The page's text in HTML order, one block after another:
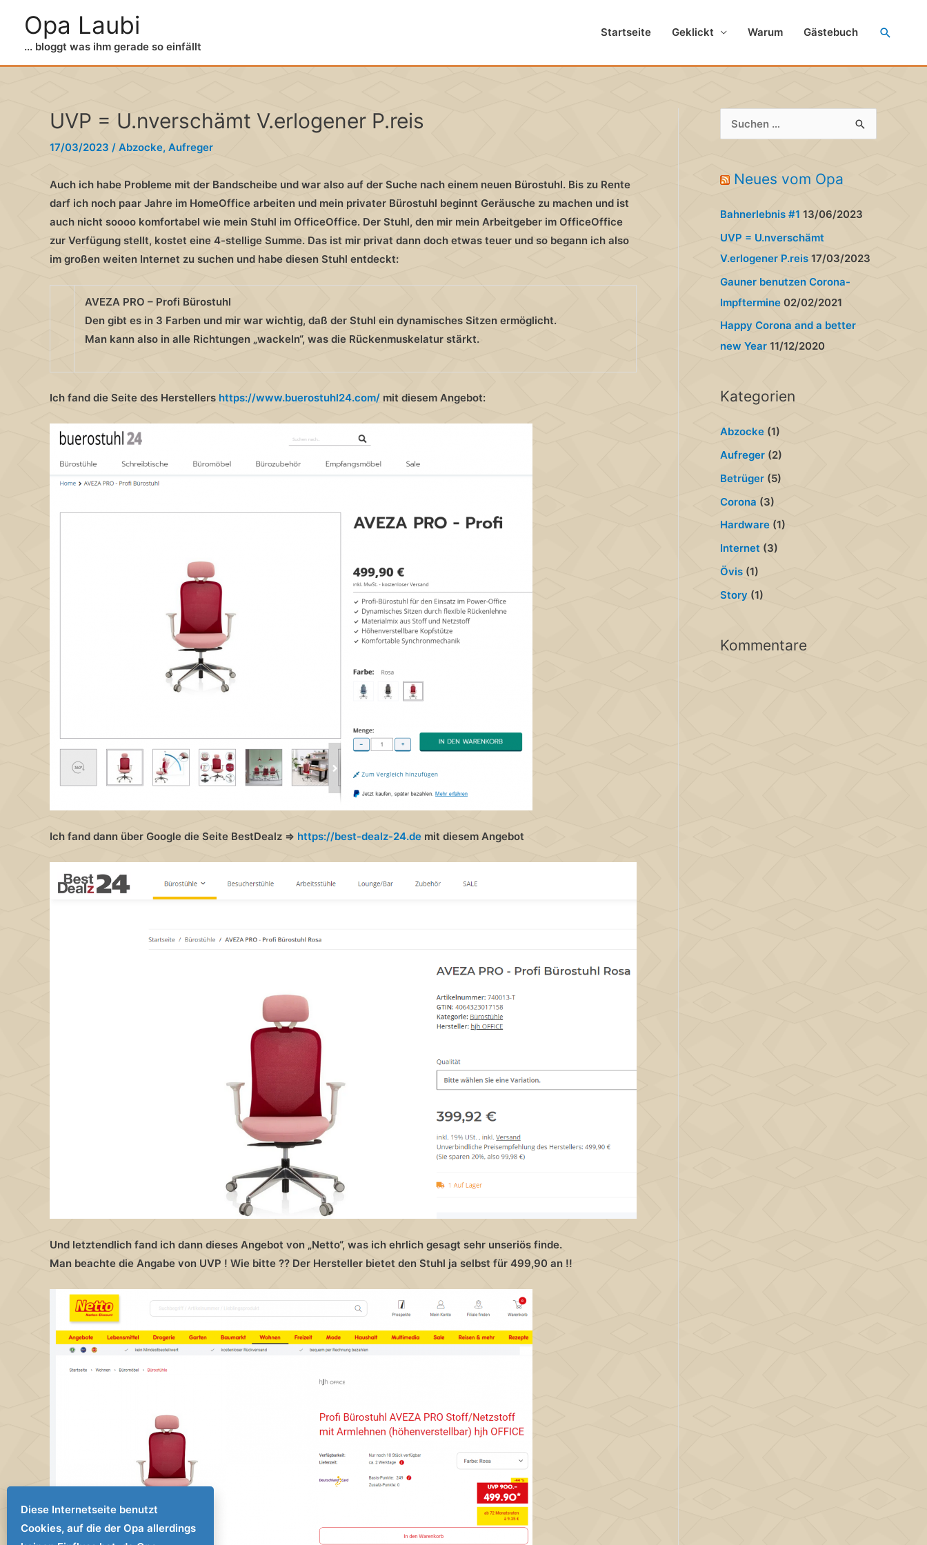
Inhalt
springen
Opa Laubi
... bloggt was ihm gerade so einfällt
Startseite Geklickt Warum Gästebuch Suchen
UVP = U.nverschämt V.erlogener P.reis
17/03/2023 / Abzocke, Aufreger
Auch ich habe Probleme mit der Bandscheibe und war also auf der Suche nach einem neuen Bürostuhl. Bis zu Rente
darf ich noch paar Jahre im HomeOffice arbeiten und mein privater Bürostuhl beginnt Geräusche zu machen und ist
auch nicht soooo komfortabel wie mein Stuhl im OfficeOffice. Der Stuhl, den mir mein Arbeitgeber im OfficeOffice
zur Verfügung stellt, kostet eine 4-stellige Summe. Das ist mir privat dann doch etwas teuer und so begann ich also
im großen weiten Internet zu suchen und habe diesen Stuhl entdeckt:
AVEZA PRO – Profi Bürostuhl
Den gibt es in 3 Farben und mir war wichtig, daß der Stuhl ein dynamisches Sitzen ermöglicht.
Man kann also in alle Richtungen „wackeln“, was die Rückenmuskelatur stärkt.
Ich fand die Seite des Herstellers https://www.buerostuhl24.com/ mit diesem Angebot:
Ich fand dann über Google die Seite BestDealz => https://best-dealz-24.de mit diesem Angebot
Und letztendlich fand ich dann dieses Angebot von „Netto“, was ich ehrlich gesagt sehr unseriös finde.
Man beachte die Angabe von UVP ! Wie bitte ?? Der Hersteller bietet den Stuhl ja selbst für 499,90 an !!
u
h
n
n
a
c
h
:
Neues vom Opa
Bahnerlebnis #1 13/06/2023
UVP = U.nverschämt
V.erlogener P.reis 17/03/2023
Gauner benutzen Corona-
Impftermine 02/02/2021
Happy Corona and a better
new Year 11/12/2020
Kategorien
Abzocke (1)
Aufreger (2)
Betrüger (5)
Corona (3)
Hardware (1)
Internet (3)
Övis (1)
Story (1)
Kommentare
Diese Internetseite benutzt
Cookies, auf die der Opa allerdings